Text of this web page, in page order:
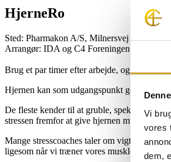
Vi
vores
dem,
HjerneRo
Sted: Pharmakon A/S, Milnersvej 42, 3400
Arrangør: IDA og C4 Foreningen
Brug et par timer efter arbejde, og du vil
Hjernen kan som udgangspunkt godt
De fleste kender til at gruble, spekulere og
stressen fremfor at give hjernen mulighed
Mange stresscoaches taler om vigtigheden
ligesom når vi træner vores muskler.